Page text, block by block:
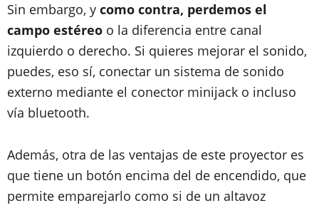
Sin embargo, y como contra, perdemos el
campo estéreo o la diferencia entre canal
izquierdo o derecho. Si quieres mejorar el sonido,
puedes, eso sí, conectar un sistema de sonido
externo mediante el conector minijack o incluso
vía bluetooth.
Además, otra de las ventajas de este proyector es
que tiene un botón encima del de encendido, que
permite emparejarlo como si de un altavoz